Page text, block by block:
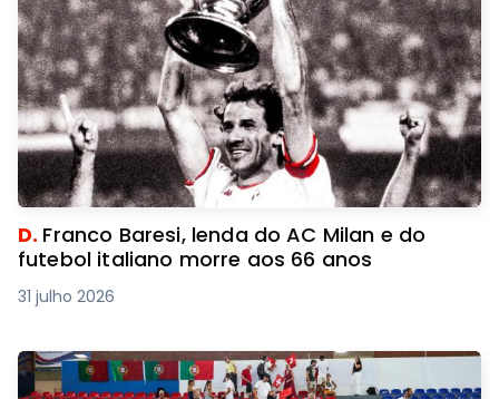
D. Franco Baresi, lenda do AC Milan e do
futebol italiano morre aos 66 anos
31 julho 2026